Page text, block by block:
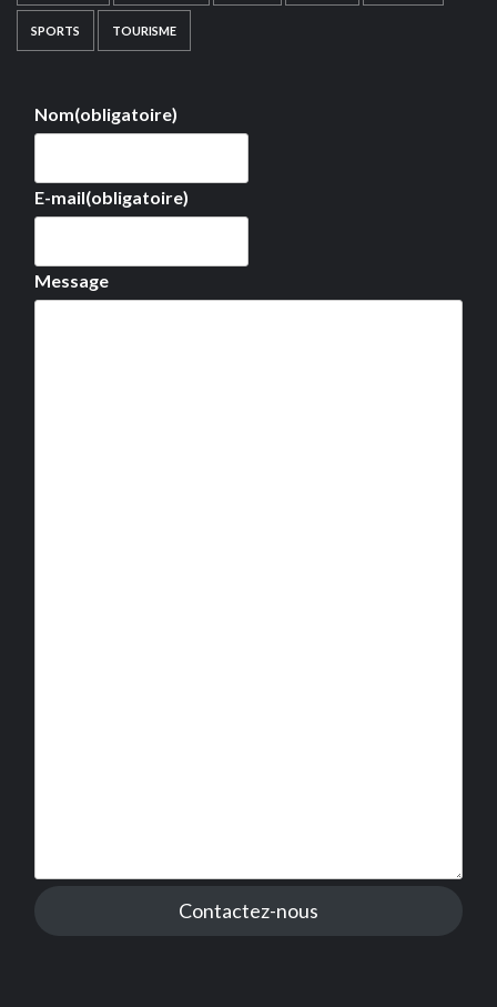
SPORTS TOURISME
Nom(obligatoire)
E-mail(obligatoire)
Message
Contactez-nous